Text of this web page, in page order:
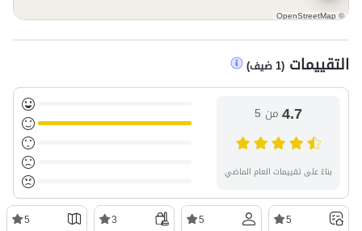
©
OpenStreetMap
التقييمات (
1ضيف)
4.7من 5
بناءً على تقييمات العام الماضي
5
5
3
5